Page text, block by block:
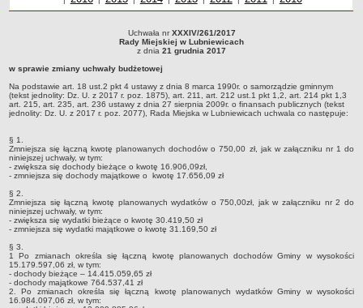
Współpraca zagraniczna
Aktualności
Obwieszczenia, ogłoszenia i komunikaty
Drogi
Energia elektryczna
Rozkłady jazdy autobusów
Wodociągi - ocena jakości wody
KONKURSY
Ogłoszenia o konkursach
URZĄD MIEJSKI
Uchwała nr XXXIV/261/2017Rady Miejskiej w Lubniewicachz dnia 21 grudnia 2017w
sprawie zmiany uchwały budżetowej Na podstawie art. 18 ust.2 pkt 4 ustawy z
1875), art. 211, art. 212 ust.1 pkt 1,2, art. 214 pkt 1,3 art. 215, art. 235, art. 236 ustawy
poz. 2077), Rada Miejska w Lubniewicach uchwala co następuje:
Uchwała nrXXXIV/261/2017
Rady Miejskiej w Lubniewicach
z dnia 21 grudnia 2017
w sprawie zmiany uchwały budżetowej
Na podstawie art. 18 ust.2 pkt 4 ustawy z dnia 8 marca 1990r. o samorządzie gminnym
(tekst jednolity: Dz. U. z 2017 r. poz. 1875), art. 211, art. 212 ust.1 pkt 1,2, art. 214 pkt 1,3
art. 215, art. 235, art. 236 ustawy z dnia 27 sierpnia 2009r. o finansach publicznych (tekst
jednolity: Dz. U. z 2017 r. poz. 2077), Rada Miejska w Lubniewicach uchwala co następuje:
§ 1.
Zmniejsza się łączną kwotę planowanych dochodów o 750,00 zł, jak w załączniku nr 1 do
niniejszej uchwały, w tym:
- zwiększa się dochody bieżące o kwotę 16.906,09zł,
- zmniejsza się dochody majątkowe o kwotę 17.656,09 zł
§ 2.
Zmniejsza się łączną kwotę planowanych wydatków o 750,00zł, jak w załączniku nr 2 do
niniejszej uchwały, w tym:
- zwiększa się wydatki bieżące o kwotę 30.419,50 zł
- zmniejsza się wydatki majątkowe o kwotę 31.169,50 zł
§ 3.
1 Po zmianach określa się łączną kwotę planowanych dochodów Gminy w wysokości
15.179.597,06 zł, w tym:
- dochody bieżące – 14.415.059,65 zł
- dochody majątkowe 764.537,41 zł
2. Po zmianach określa się łączną kwotę planowanych wydatków Gminy w wysokości
16.984.097,06 zł, w tym: